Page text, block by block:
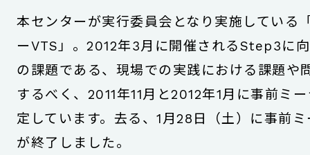
本センターが実行委員会となり実施している
ーVTS」。2012年3月に開催されるStep3に
の課題である、現場での実践における課題や
するべく、2011年11月と2012年1月に事前ミ
定しています。去る、1月28日（土）に事前
が終了しました。